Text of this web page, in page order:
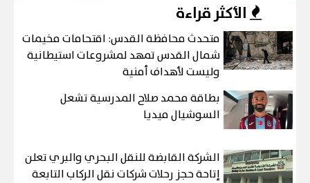
الأكثر قراءة
متحدث محافظة القدس: اقتحامات مخيمات
شمال القدس تمهد لمشروعات استيطانية
وليست لأهداف أمنية
بطاقة محمد صلاح المدرسية تشعل
السوشيال ميديا
الشركة القابضة للنقل البحري والبري تعلن
إتاحة حجز رحلات شركات نقل الركاب التابعة